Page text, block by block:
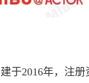
2016年，注册